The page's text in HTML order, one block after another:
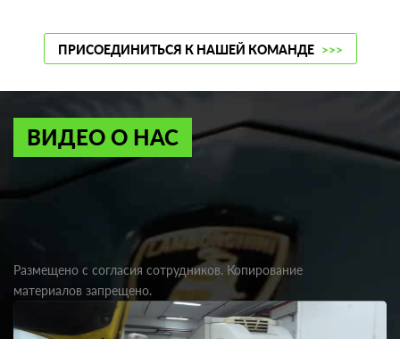
ПРИСОЕДИНИТЬСЯ К НАШЕЙ КОМАНДЕ >>>
ВИДЕО О НАС
Размещено с согласия сотрудников. Копирование
материалов запрещено.